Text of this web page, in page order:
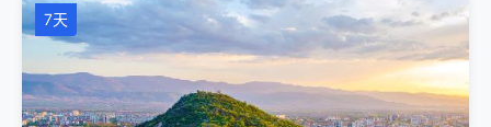
7天